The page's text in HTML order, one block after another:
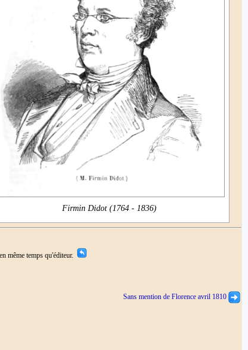
Firmin Didot (1764 - 1836)
même temps qu'éditeur.
Sans mention de Florence avril 1810